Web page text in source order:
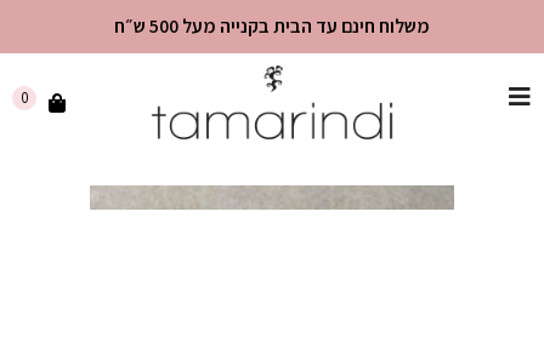
שִׂים
משלוח חינם עד הבית בקנייה מעל 500 ש״ח
0